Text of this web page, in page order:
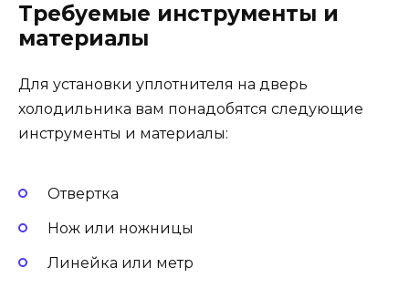
Требуемые инструменты и
материалы
Для установки уплотнителя на дверь
холодильника вам понадобятся следующие
инструменты и материалы:
Отвертка
Нож или ножницы
Линейка или метр